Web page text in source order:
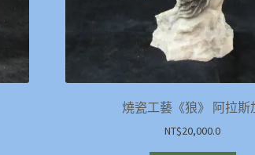
燒瓷工藝《狼》 阿拉斯
NT$20,000.0